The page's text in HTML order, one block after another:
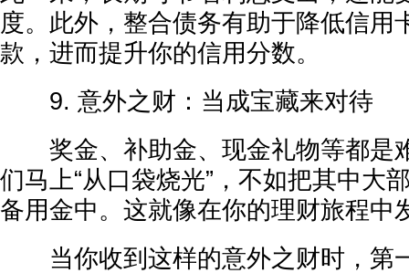
度。此外，整合债务有助于降低信用
款，进而提升你的信用分数。
9. 意外之财：当成宝藏来对待
奖金、补助金、现金礼物等都是
们马上“从口袋烧光”，不如把其中大
备用金中。这就像在你的理财旅程中
当你收到这样的意外之财时，第